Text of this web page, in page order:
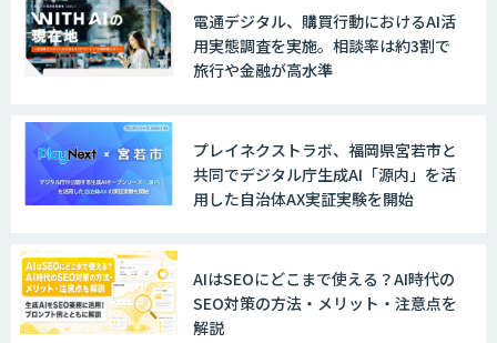
WARP NEXT
LINE WORKS AiNote
Explaza 生成AI Partner｜AIエージェン
GENIEE SFA/CRM
電通デジタル、購買行動におけるAI活
用実態調査を実施。相談率は約3割で
旅行や金融が高水準
プレイネクストラボ、福岡県宮若市と
共同でデジタル庁生成AI「源内」を活
用した自治体AX実証実験を開始
AIはSEOにどこまで使える？AI時代の
SEO対策の方法・メリット・注意点を
解説